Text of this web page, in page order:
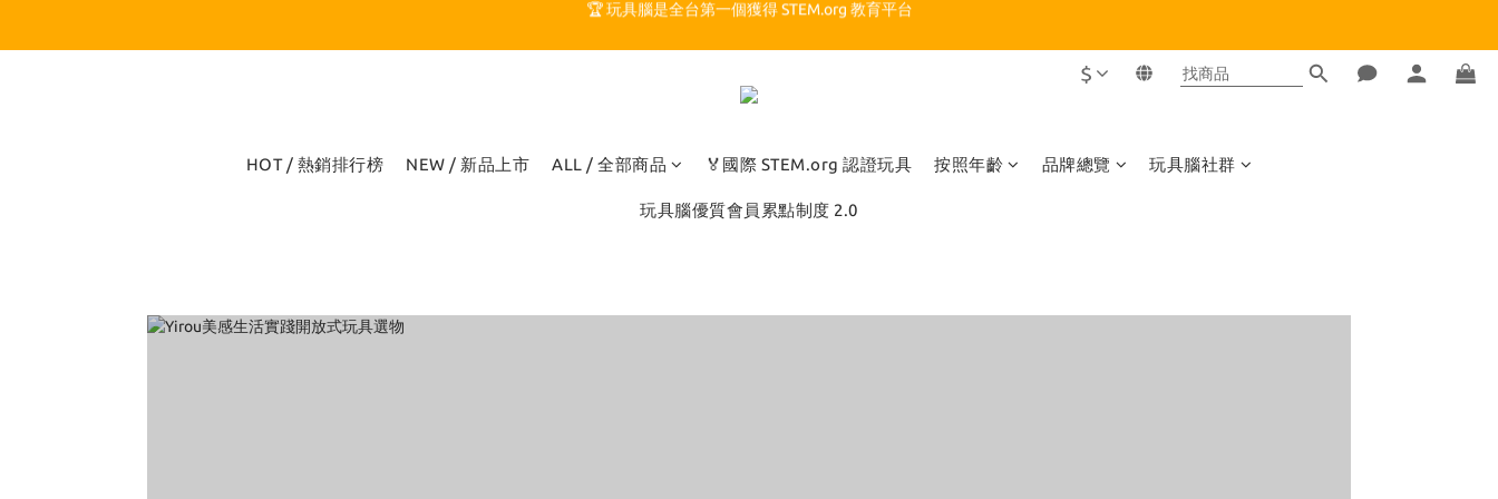
🏆 玩具腦是全台第一個獲得 STEM.org 教育平台
🍎 玩具腦最特別的 VIP 制度 👉
$
HOT / 熱銷排行榜 NEW / 新品上市 ALL / 全部商品 🏅國際 STEM.org 認證玩具 按照年齡 品牌總覽 玩具腦社群
玩具腦優質會員累點制度 2.0